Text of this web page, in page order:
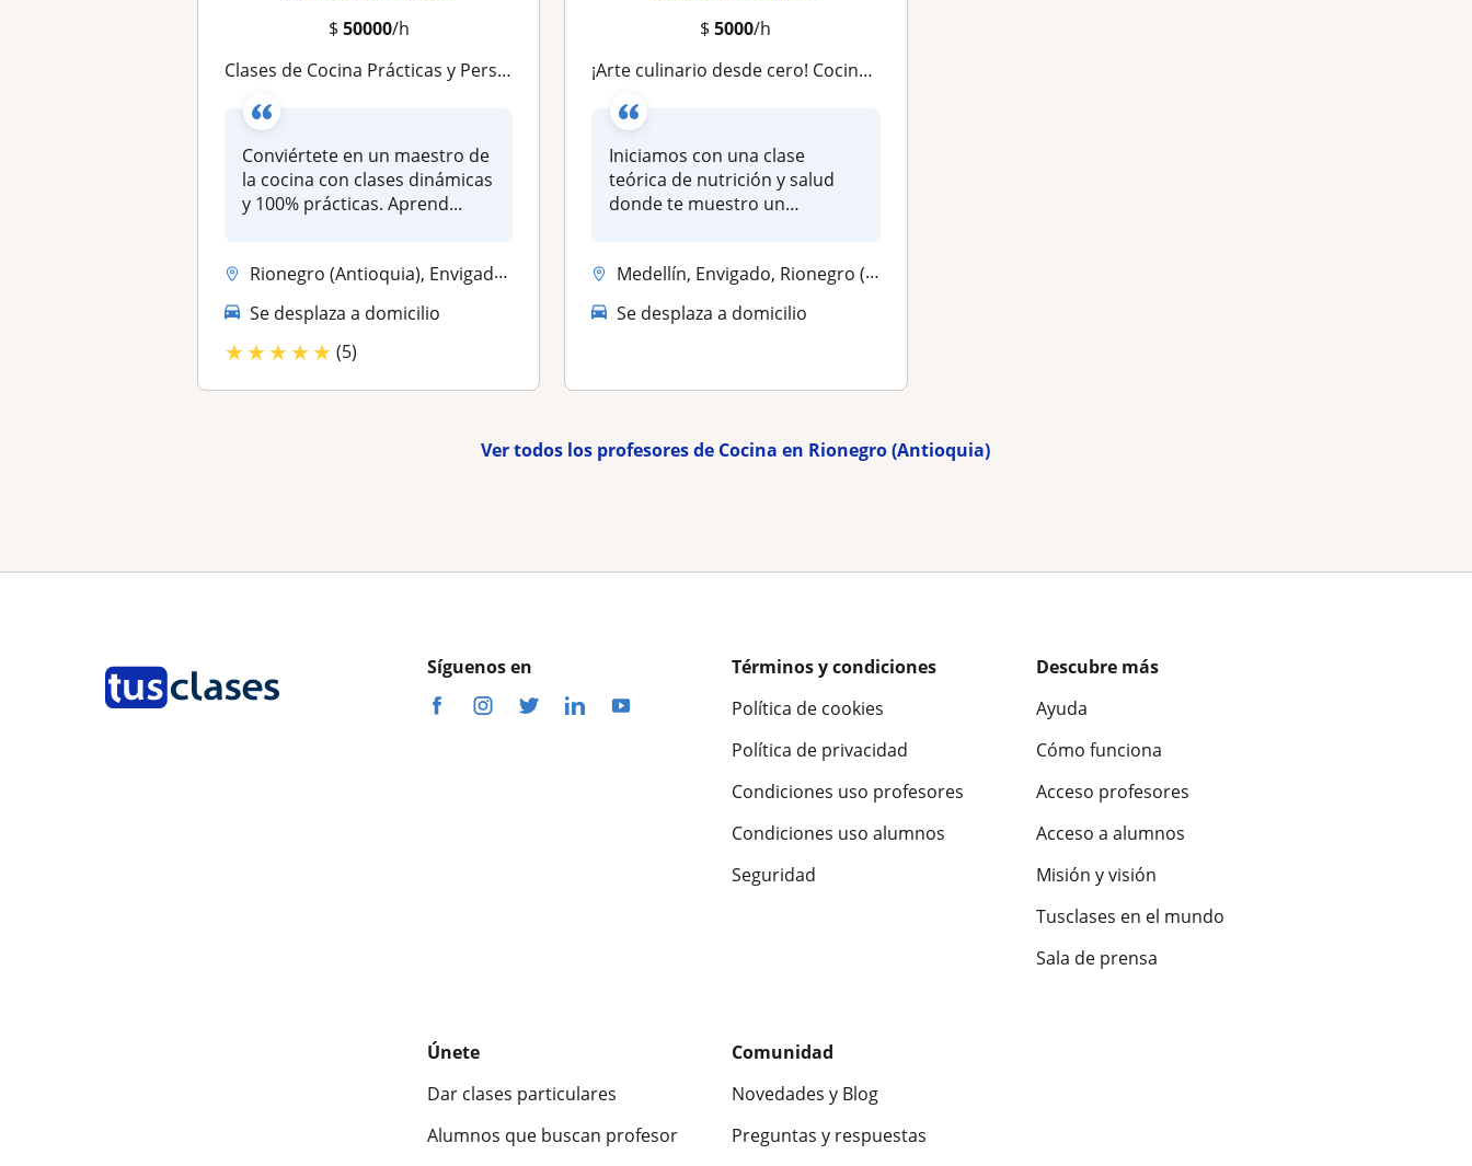
$ 50000/h
Clases de Cocina Prácticas y Personalizadas: Técnicas, Recetas y Presentación de Platos
Conviértete en un maestro de
la cocina con clases dinámicas
y 100% prácticas. Aprend...
Rionegro (Antioquia), Envigado, Guarne, Itagui, La Ceja, La Estrella, ...
Se desplaza a domicilio
★★★★★ (5)
$5000/h
¡Arte culinario desde cero! Cocina adaptada a tu dieta sin perder sazón en el plato. Gastronomía vegana, ayurvédica y sin gluten
Iniciamos con una clase
teórica de nutrición y salud
donde te muestro un
Medellín, Envigado, Rionegro (Antioquia), Sabaneta, Copacabana
Se desplaza a domicilio
Ver todos los profesores de Cocina en Rionegro (Antioquia)
Síguenos en
Términos y condiciones
Política de cookies
Política de privacidad
Condiciones uso profesores
Condiciones uso alumnos
Seguridad
Descubre más
Ayuda
Cómo funciona
Acceso profesores
Acceso a alumnos
Misión y visión
Tusclases en el mundo
Sala de prensa
Únete
Dar clases particulares
Alumnos que buscan profesor
Comunidad
Novedades y Blog
Preguntas y respuestas